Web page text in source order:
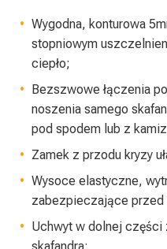
Wygodna, konturowa
stopniowym
ciepło;
Bezszwowe łączenia
noszenia samego
pod spodem lub z
Zamek z przodu kryzy
Wysoce elastyczne,
zabezpieczające
Uchwyt w dolnej części